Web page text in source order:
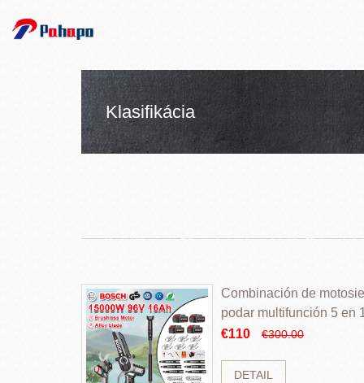
Klasifikácia
Combinación de
podar multifunción 5 en
€110
€300.00
DETAIL